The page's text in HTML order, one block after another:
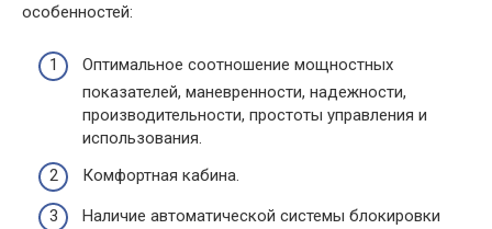
особенностей:
Оптимальное соотношение мощностных
показателей, маневренности, надежности,
производительности, простоты управления и
использования.
Комфортная кабина.
Наличие автоматической системы блокировки